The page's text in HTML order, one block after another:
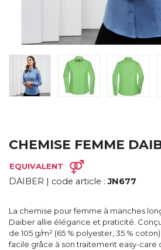
ROADSHOWS, FORUM DES EXPERTS
CATALOGUES & TARIFS
MARQUES & CERTIFICATS
TECHNIQUES MARQUAGE
CHEMISE FEMME
EQUIVALENT
DAIBER | code article :JN677
La chemise pour femme à manches
Daiber allie élégance et praticité.
de 105 g/m² (65 % polyester, 35 %
facile grâce à son traitement easy-care